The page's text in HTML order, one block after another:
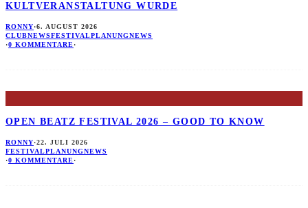
ULTVERANSTALTUNG WURDE
RONNY·6. AUGUST 2026
CLUBNEWSFESTIVALPLANUNGNEWS
·0 KOMMENTARE·
OPEN BEATZ FESTIVAL 2026 – GOOD TO KNOW
RONNY·22. JULI 2026
FESTIVALPLANUNGNEWS
·0 KOMMENTARE·